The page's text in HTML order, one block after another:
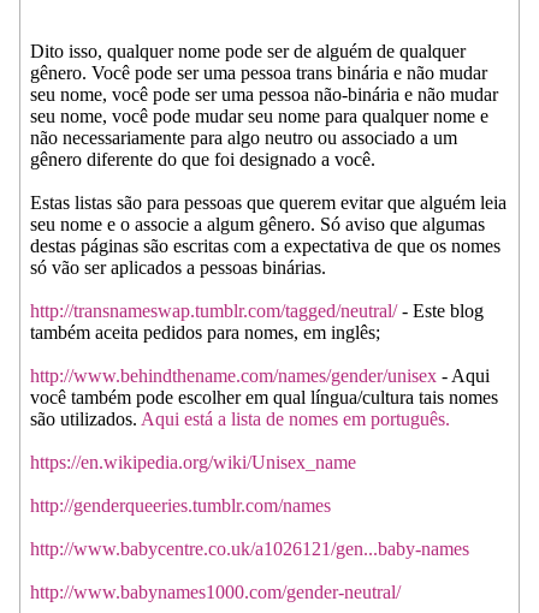
Dito isso, qualquer nome pode ser de alguém de qualquer
gênero. Você pode ser uma pessoa trans binária e não mudar
seu nome, você pode ser uma pessoa não-binária e não mudar
seu nome, você pode mudar seu nome para qualquer nome e
não necessariamente para algo neutro ou associado a um
gênero diferente do que foi designado a você.
Estas listas são para pessoas que querem evitar que alguém leia
seu nome e o associe a algum gênero. Só aviso que algumas
destas páginas são escritas com a expectativa de que os nomes
só vão ser aplicados a pessoas binárias.
http://transnameswap.tumblr.com/tagged/neutral/- Este blog
também aceita pedidos para nomes, em inglês;
http://www.behindthename.com/names/gender/unisex - Aqui
você também pode escolher em qual língua/cultura tais nomes
são utilizados. Aqui está a lista de nomes em português.
https://en.wikipedia.org/wiki/Unisex_name
http://genderqueeries.tumblr.com/names
http://www.babycentre.co.uk/a1026121/gen...baby-names
http://www.babynames1000.com/gender-neutral/